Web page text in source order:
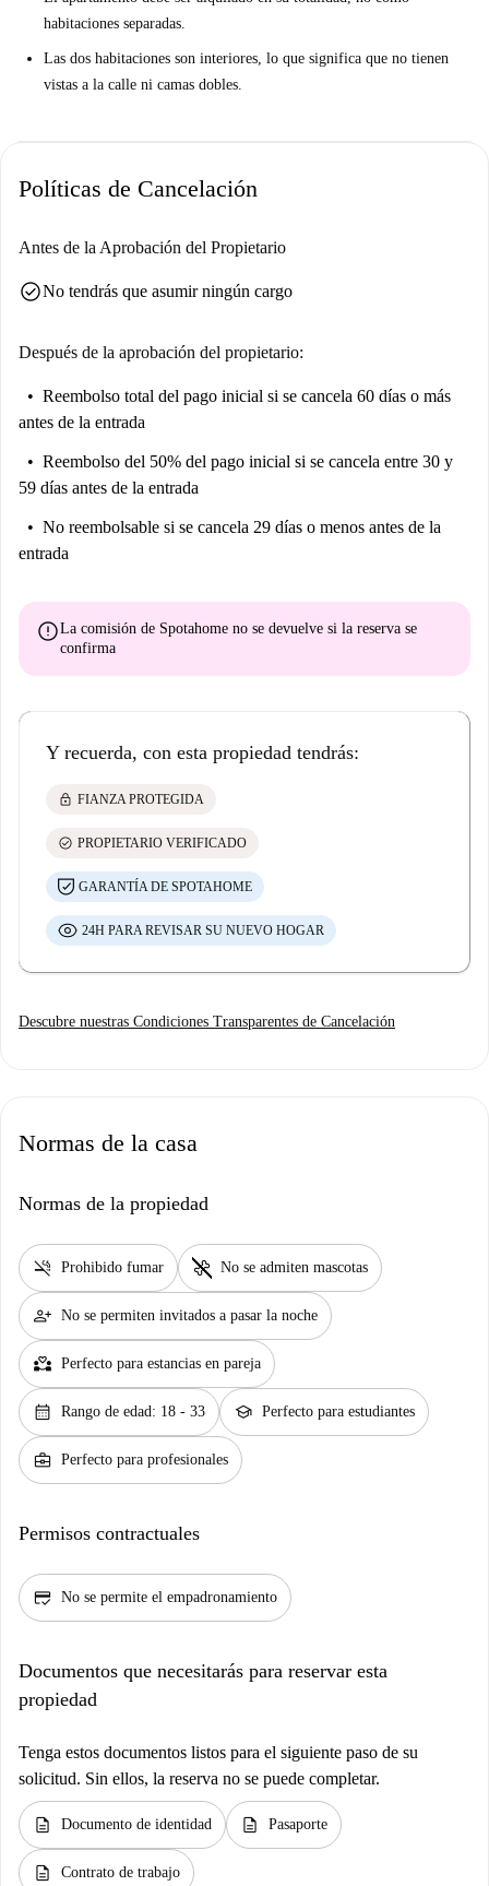
habitaciones separadas.
Las dos habitaciones son interiores, lo que significa que no tienen
vistas a la calle ni camas dobles.
Políticas de Cancelación
Antes de la Aprobación del Propietario
check_circleNo tendrás que asumir ningún cargo
Después de la aprobación del propietario:
Reembolso total del pago inicial si se cancela 60 días o más
antes de la entrada
Reembolso del 50% del pago inicial si se cancela entre 30 y
59 días antes de la entrada
No reembolsable si se cancela 29 días o menos antes de la
entrada
errorLa comisión de Spotahome no se devuelve si la reserva se
confirma
Y recuerda, con esta propiedad tendrás:
lock FIANZA PROTEGIDA
check_circle PROPIETARIO VERIFICADO
GARANTÍA DE SPOTAHOME
24H PARA REVISAR SU NUEVO HOGAR
Descubre nuestras Condiciones Transparentes de Cancelación
Normas de la casa
Normas de la propiedad
smoke_free Prohibido fumar pet_supplies No se admiten mascotas
person_add No se permiten invitados a pasar la noche
partner_heart Perfecto para estancias en pareja
calendar_month Rango de edad: 18 - 33 school Perfecto para estudiantes
business_center Perfecto para profesionales
Permisos contractuales
credit_score No se permite el empadronamiento
Documentos que necesitarás para reservar esta
propiedad
Tenga estos documentos listos para el siguiente paso de su
solicitud. Sin ellos, la reserva no se puede completar.
description Documento de identidad description Pasaporte
description Contrato de trabajo